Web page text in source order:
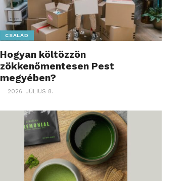
CSALÁD
Hogyan költözzön
zökkenőmentesen Pest
megyében?
2026. JÚLIUS 8.